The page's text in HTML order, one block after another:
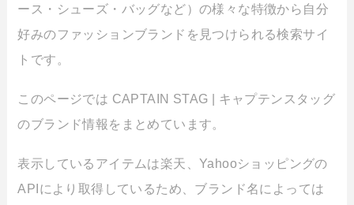
ース・シューズ・バッグなど）の様々な特徴から自分
好みのファッションブランドを見つけられる検索サイ
トです。
このページでは CAPTAIN STAG | キャプテンスタッグ
のブランド情報をまとめています。
表示しているアイテムは楽天、Yahooショッピングの
APIにより取得しているため、ブランド名によっては